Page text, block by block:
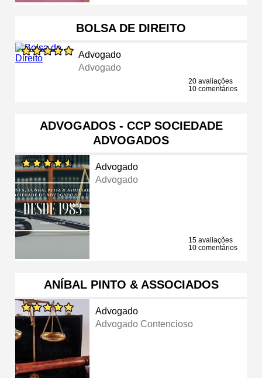
BOLSA DE DIREITO
Advogado
Advogado
20 avaliações
10 comentários
ADVOGADOS - CCP SOCIEDADE
ADVOGADOS
Advogado
Advogado
15 avaliações
10 comentários
ANÍBAL PINTO & ASSOCIADOS
Advogado
Advogado Contencioso